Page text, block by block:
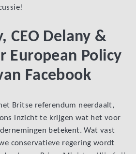
CEO Delany &
European Policy
Facebook
Britse referendum neerdaalt,
inzicht te krijgen wat het voor
betekent. Wat vast
conservatieve regering wordt